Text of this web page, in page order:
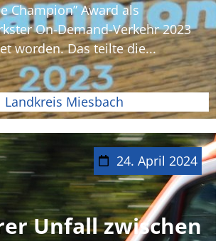
Champion” Award als
On-Demand-Verkehr 2023
worden. Das teilte die...
Landkreis Miesbach
24. April 2024
Unfall zwischen